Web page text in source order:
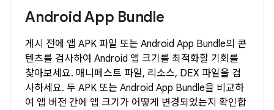
Android App Bundle
게시 전에 앱 APK 파일 또는 Android App Bundle의 콘
텐츠를 검사하여 Android 앱 크기를 최적화할 기회를
찾아보세요. 매니페스트 파일, 리소스, DEX 파일을 검
사하세요. 두 APK 또는 Android App Bundle을 비교하
여 앱 버전 간에 앱 크기가 어떻게 변경되었는지 확인합